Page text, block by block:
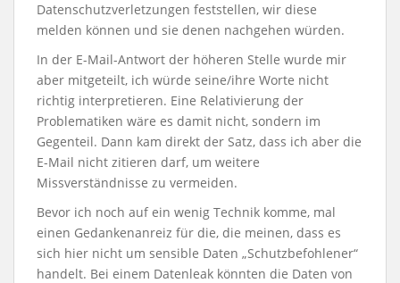
Datenschutzverletzungen feststellen, wir diese
melden können und sie denen nachgehen würden.
In der E-Mail-Antwort der höheren Stelle wurde mir
aber mitgeteilt, ich würde seine/ihre Worte nicht
richtig interpretieren. Eine Relativierung der
Problematiken wäre es damit nicht, sondern im
Gegenteil. Dann kam direkt der Satz, dass ich aber die
E-Mail nicht zitieren darf, um weitere
Missverständnisse zu vermeiden.
Bevor ich noch auf ein wenig Technik komme, mal
einen Gedankenanreiz für die, die meinen, dass es
sich hier nicht um sensible Daten „Schutzbefohlener“
handelt. Bei einem Datenleak könnten die Daten von